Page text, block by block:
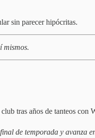
sin parecer hipócritas.
mismos.
tras años de tanteos con
de temporada y avanza